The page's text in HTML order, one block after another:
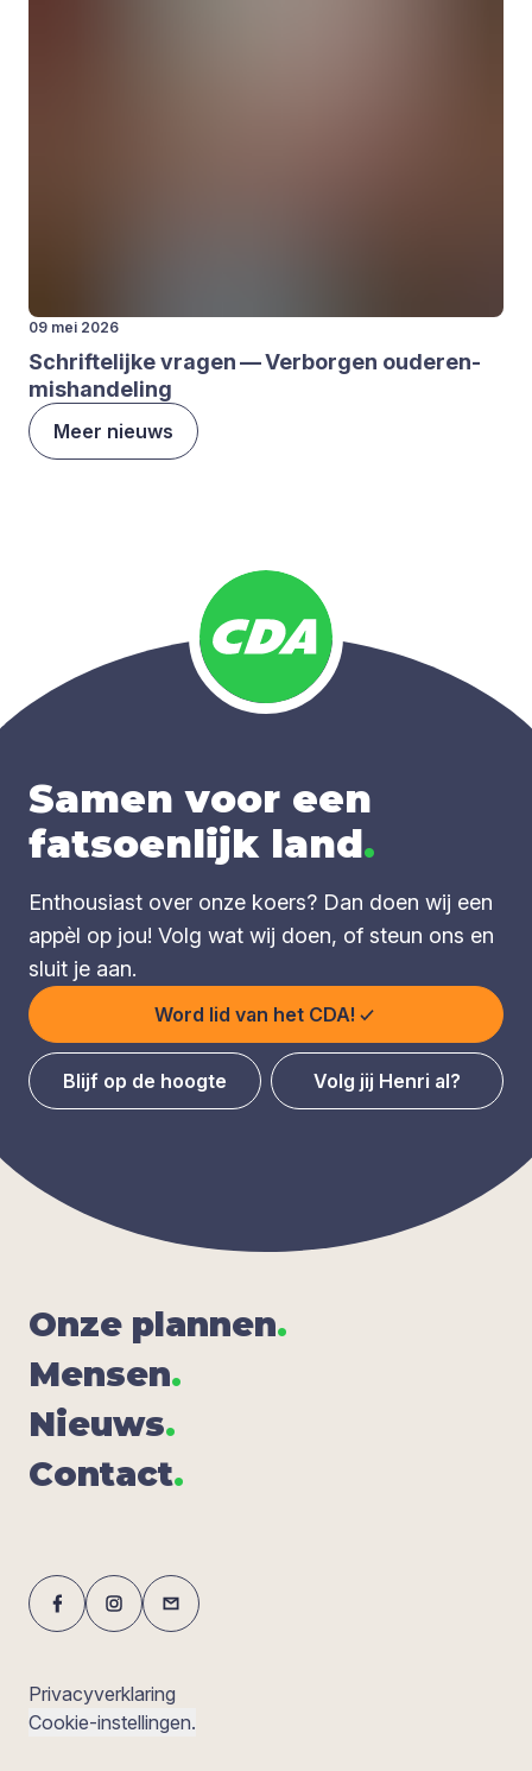
09 mei 2026
Schrif­te­lij­ke vra­gen — Ver­bor­gen oude­ren­
mis­han­de­ling
Meer nieuws
Samen voor een
fatsoenlijk land.
Enthousiast over onze koers? Dan doen wij een
appèl op jou! Volg wat wij doen, of steun ons en
sluit je aan.
Word lid van het CDA!
Blijf op de hoogte Volg jij Henri al?
Onze plan­nen.
Men­sen.
Nieuws.
Con­tact.
Privacyverklaring
Cookie-instellingen.